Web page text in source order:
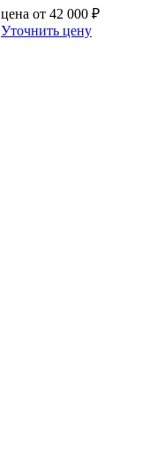
цена от 42 000 ₽
Уточнить цену